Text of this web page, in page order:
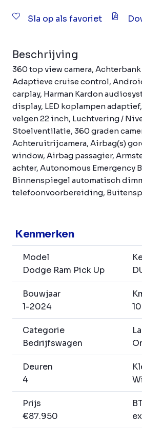
Sla op als favoriet
Beschrijving
360 top view camera,
Adaptieve cruise control,
carplay, Harman Kardon
display, LED koplampen
velgen 22 inch, Luchtvering /
Stoelventilatie, 360 graden
Achteruitrijcamera, Airbag(s)
window, Airbag passagier,
achter, Autonomous Emergency
Binnenspiegel automatisch
telefoonvoorbereiding,
Kenmerken
Model
Dodge Ram Pick Up
Bouwjaar
1-2024
Categorie
Bedrijfswagen
Deuren
4
Prijs
€87.950